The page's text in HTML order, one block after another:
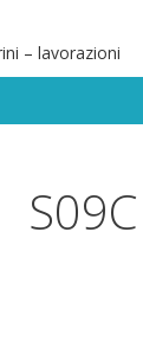
– lavorazioni
S09C